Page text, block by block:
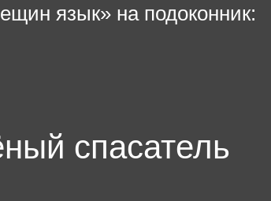
язык» на подоконник:
спасатель